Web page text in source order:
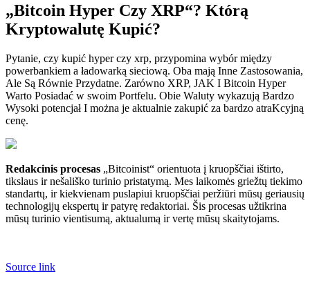
„Bitcoin Hyper Czy XRP“? Którą
Kryptowalutę Kupić?
Pytanie, czy kupić hyper czy xrp, przypomina wybór między
powerbankiem a ładowarką sieciową. Oba mają Inne Zastosowania,
Ale Są Równie Przydatne. Zarówno XRP, JAK I Bitcoin Hyper
Warto Posiadać w swoim Portfelu. Obie Waluty wykazują Bardzo
Wysoki potencjał I można je aktualnie zakupić za bardzo atraKcyjną
cenę.
Redakcinis procesas „Bitcoinist“ orientuota į kruopščiai ištirto,
tikslaus ir nešališko turinio pristatymą. Mes laikomės griežtų tiekimo
standartų, ir kiekvienam puslapiui kruopščiai peržiūri mūsų geriausių
technologijų ekspertų ir patyrę redaktoriai. Šis procesas užtikrina
mūsų turinio vientisumą, aktualumą ir vertę mūsų skaitytojams.
Source link